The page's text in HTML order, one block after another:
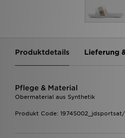
Produktdetails Lieferung
Pflege & Material
Obermaterial aus Synthetik
Produkt Code: